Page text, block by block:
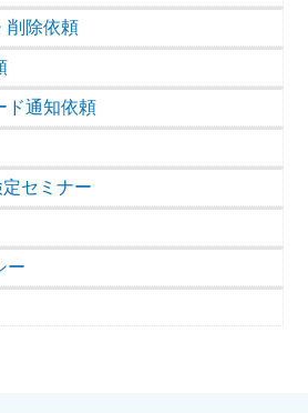
受検者情報削除依頼
個人申請用パスワード通知依頼
お問い合わせ
級位認定者一覧
削除依頼
ド通知依頼
セミナー
ー